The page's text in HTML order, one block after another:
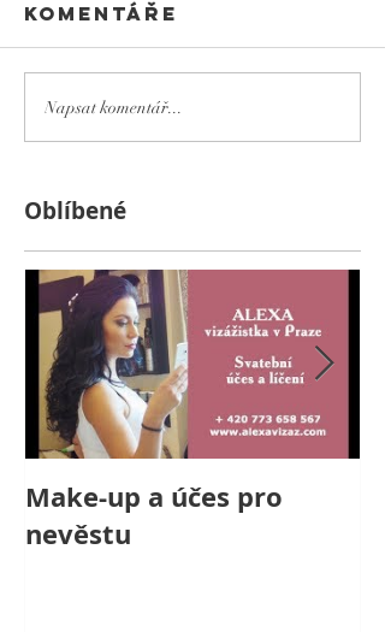
Komentáře
Napsat komentář...
Оblíbené
Make-up a účes pro
nevěstu